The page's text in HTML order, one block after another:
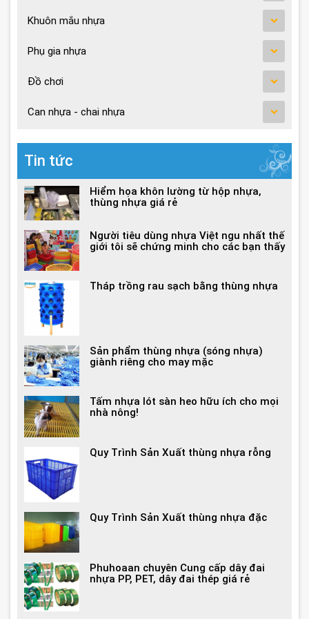
Khuôn mắu nhựa
Phụ gia nhựa
Đồ chơi
Can nhựa - chai nhựa
Tin tức
Hiểm họa khôn lường từ hộp nhựa,
thùng nhựa giá rẻ
Người tiêu dùng nhựa Việt ngu nhất thế
giới tôi sẽ chứng minh cho các bạn thấy
Tháp trồng rau sạch bằng thùng nhựa
Sản phẩm thùng nhựa (sóng nhựa)
giành riêng cho may mặc
Tấm nhựa lót sàn heo hữu ích cho mọi
nhà nông!
Quy Trình Sản Xuất thùng nhựa rỗng
Quy Trình Sản Xuất thùng nhựa đặc
Phuhoaan chuyên Cung cấp dây đai
nhựa PP, PET, dây đai thép giá rẻ